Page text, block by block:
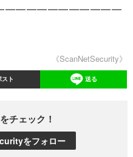
《ScanNetSecurity》
スト 送る
チェック！
をフォロー